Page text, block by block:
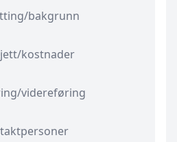
bakgrunn
kostnader
videreføring